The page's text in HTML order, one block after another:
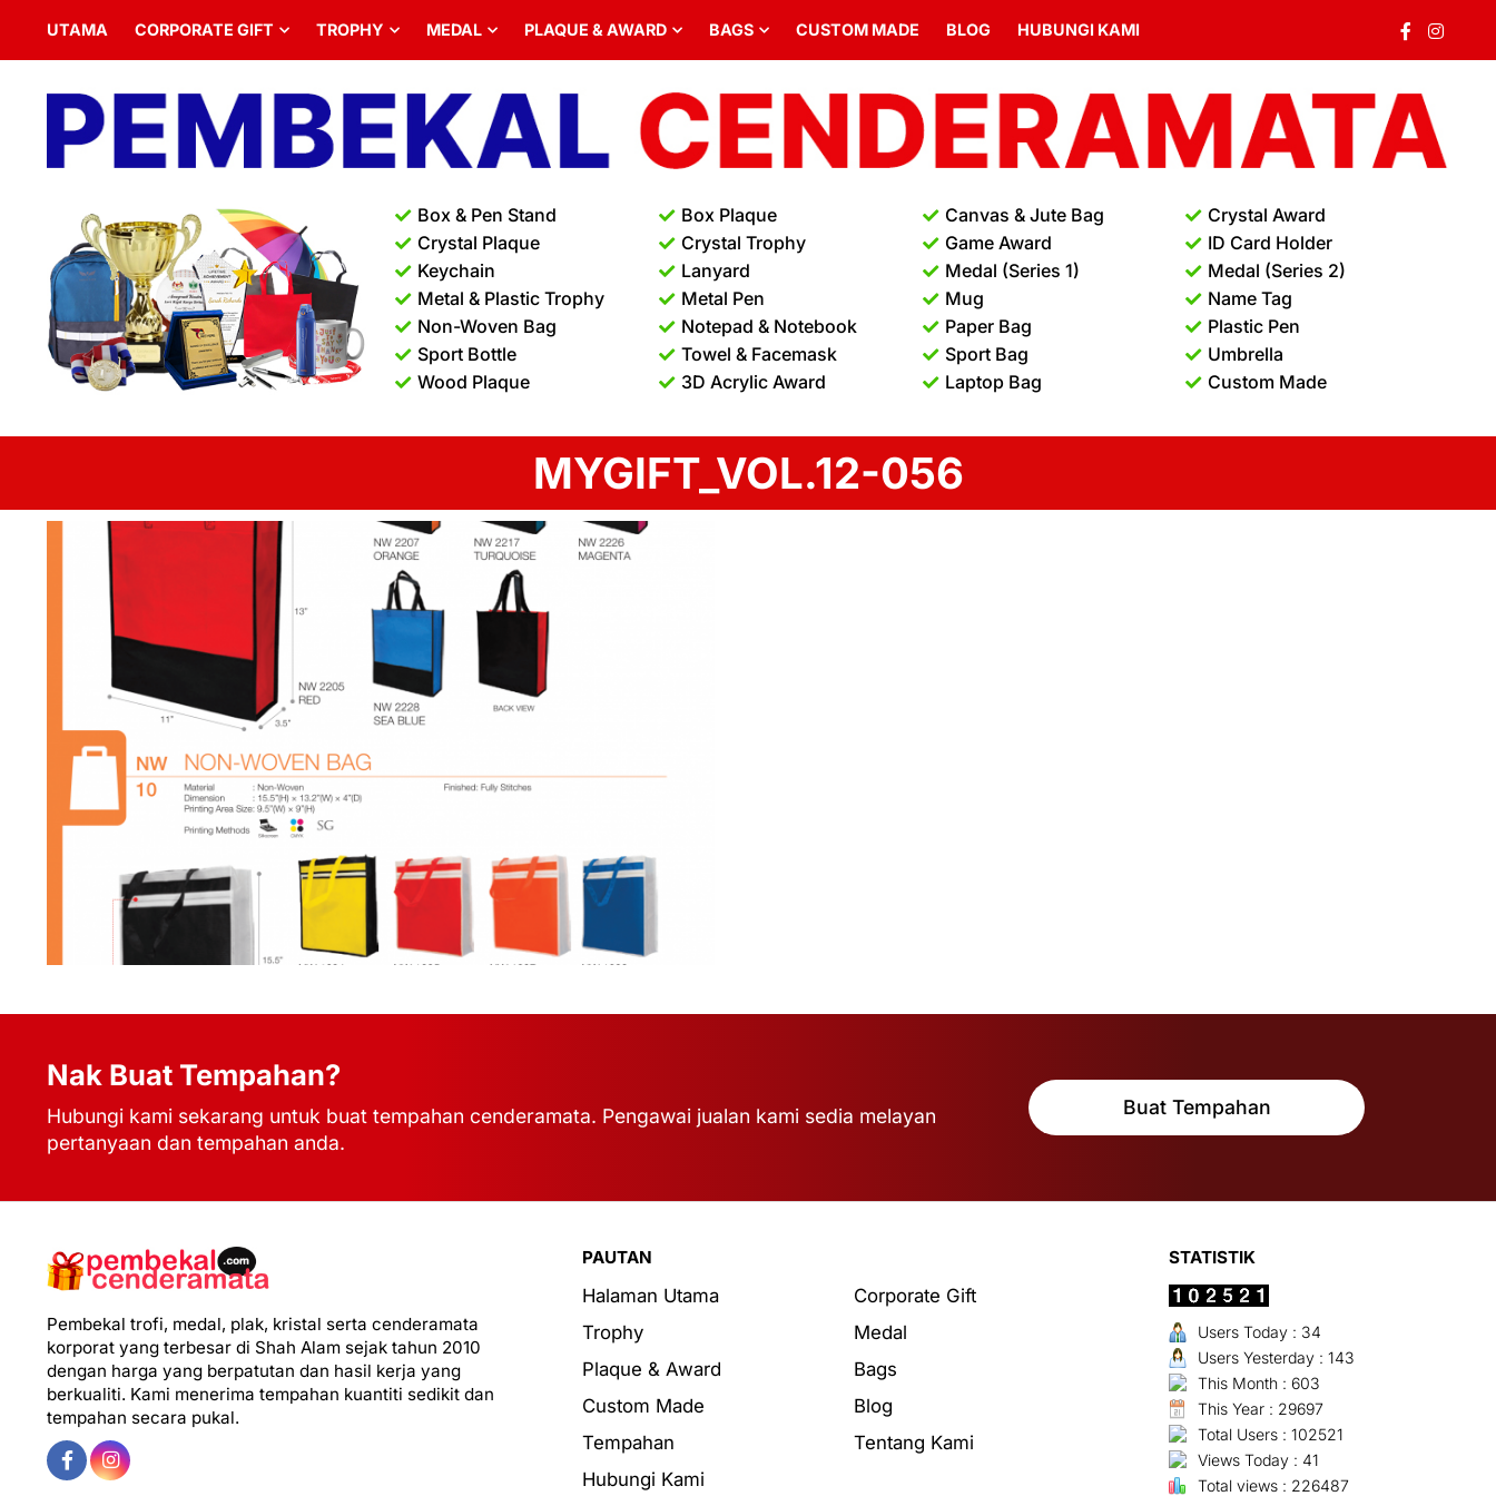
UTAMA CORPORATE GIFT TROPHY MEDAL PLAQUE & AWARD BAGS CUSTOM MADE BLOG HUBUNGI KAMI
Box & Pen Stand Box Plaque Canvas & Jute Bag
Crystal Award
Crystal Plaque
Crystal Trophy Game Award
ID Card Holder
Keychain
Lanyard Medal (Series 1)
Medal (Series 2)
Metal & Plastic Trophy
Metal Pen Mug
Name Tag
Non-Woven Bag
Notepad & Notebook Paper Bag
Plastic Pen
Sport Bottle
Towel & Facemask Sport Bag
Umbrella
Wood Plaque
3D Acrylic Award Laptop Bag Custom Made
MYGIFT_VOL.12-056
Nak Buat Tempahan?
Hubungi kami sekarang untuk buat tempahan cenderamata. Pengawai jualan kami sedia melayan
pertanyaan dan tempahan anda.
Buat Tempahan
Pembekal trofi, medal, plak, kristal serta cenderamata
korporat yang terbesar di Shah Alam sejak tahun 2010
dengan harga yang berpatutan dan hasil kerja yang
berkualiti. Kami menerima tempahan kuantiti sedikit dan
tempahan secara pukal.
PAUTAN
Halaman Utama
Corporate Gift
Trophy
Medal
Plaque & Award
Bags
Custom Made
Blog
Tempahan
Tentang Kami
Hubungi Kami
STATISTIK
Users Today : 34
Users Yesterday : 143
This Month : 603
This Year : 29697
Total Users : 102521
Views Today : 41
Total views : 226487